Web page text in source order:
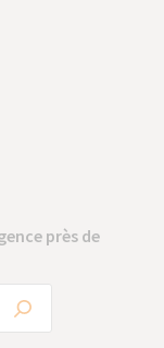
près de